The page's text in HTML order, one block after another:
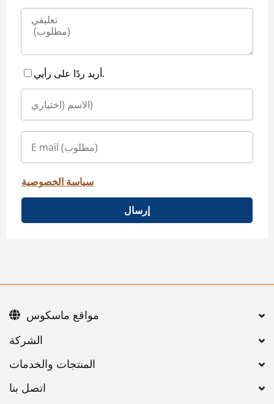
أريد ردًا على رأيي.
سياسة الخصوصية
إرسال
اتصل بنا
مواقع ماسكوس